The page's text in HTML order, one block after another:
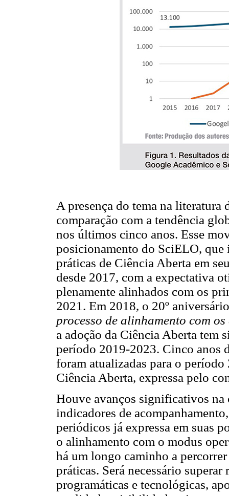
A presença do tema na
comparação com a tendência
nos últimos cinco anos. Esse
posicionamento do SciELO, que
práticas de Ciência Aberta em
desde 2017, com a expectativa
plenamente alinhados com os
2021. Em 2018, o 20º
processo de alinhamento com
a adoção da Ciência Aberta tem
período 2019-2023. Cinco anos
foram atualizadas para o
Ciência Aberta, expressa pelo
Houve avanços significativos na
indicadores de
periódicos já expressa em suas
o alinhamento com o modus
há um longo caminho a
práticas. Será necessário
programáticas e tecnológicas,